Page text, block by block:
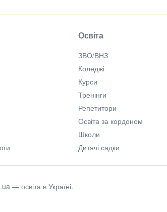
Освіта
ЗВО/ВНЗ
Коледжі
Курси
Тренінги
Репетитори
Освіта за кордоном
Школи
Дитячі садки
— освіта в Україні.